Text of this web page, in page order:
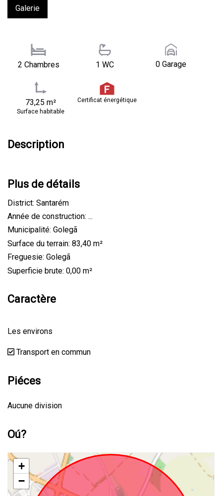
Galerie
2 Chambres 1 WC 0 Garage
73,25 m²
Surface habitable
Certificat énergétique
Description
Plus de détails
District: Santarém
Année de construction: ...
Municipalité: Golegã
Surface du terrain: 83,40 m²
Freguesie: Golegã
Superficie brute: 0,00 m²
Caractère
Les environs
Transport en commun
Piéces
Aucune division
Oú?
+
−